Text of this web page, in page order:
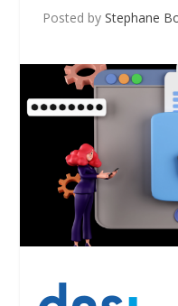
Posted by Stephane